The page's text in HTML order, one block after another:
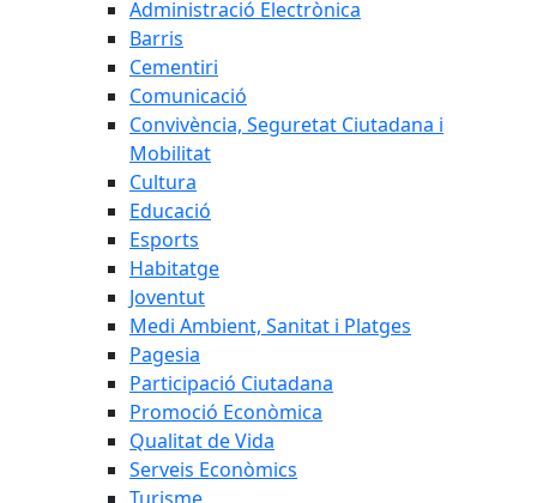
Administració Electrònica
Barris
Cementiri
Comunicació
Convivència, Seguretat Ciutadana i
Mobilitat
Cultura
Educació
Esports
Habitatge
Joventut
Medi Ambient, Sanitat i Platges
Pagesia
Participació Ciutadana
Promoció Econòmica
Qualitat de Vida
Serveis Econòmics